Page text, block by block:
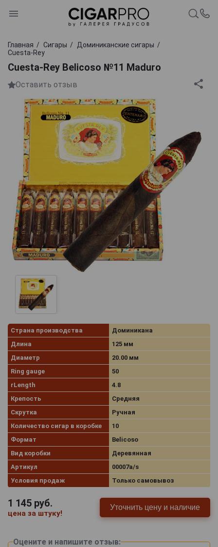
Главная Сигары
Доминиканские сигары
Cuesta-Rey
Cuesta-Rey Belicoso №11 Maduro
Оставить отзыв
Страна производства
Доминикана
Длина
125 мм
Диаметр
20.00 мм
Ring gauge
50
rLength
4.8
Крепость
Средняя
Скрутка
Ручная
Количество сигар в коробке
10
Формат
Belicoso
Вид коробки
Деревянная
Артикул
00007a/s
Условия продаж
Только самовывоз
1 145 руб.
цена за штуку!
Уточнить цену и наличие
Оцените и напишите отзыв: